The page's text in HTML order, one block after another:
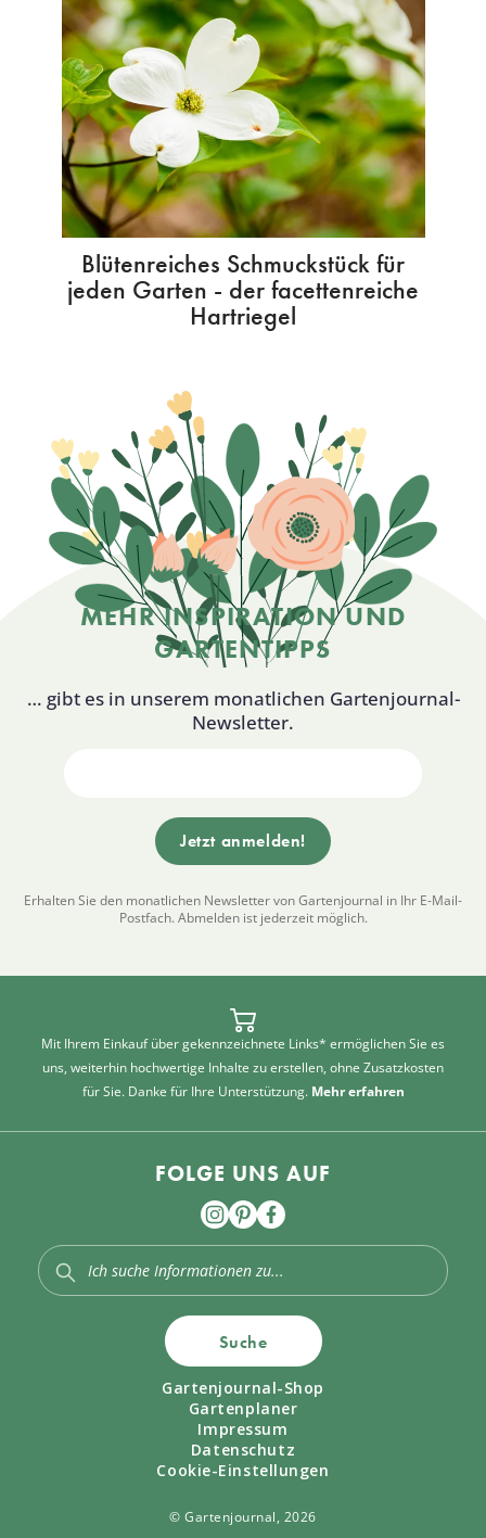
Blütenreiches Schmuckstück für
jeden Garten - der facettenreiche
Hartriegel
MEHR INSPIRATION UND
GARTENTIPPS
… gibt es in unserem monatlichen Gartenjournal-
Newsletter.
Erhalten Sie den monatlichen Newsletter von Gartenjournal in Ihr E-Mail-
Postfach. Abmelden ist jederzeit möglich.
Mit Ihrem Einkauf über gekennzeichnete Links* ermöglichen Sie es
uns, weiterhin hochwertige Inhalte zu erstellen, ohne Zusatzkosten
für Sie. Danke für Ihre Unterstützung. Mehr erfahren
FOLGE UNS AUF
Suche
Gartenjournal-Shop
Gartenplaner
Impressum
Datenschutz
Cookie-Einstellungen
© Gartenjournal, 2026